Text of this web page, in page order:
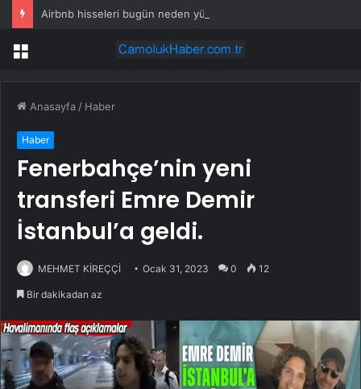
Airbnb hisseleri bugün neden yükseliyor?
Menü
Anasayfa / Haber
Haber
Fenerbahçe’nin yeni
transferi Emre Demir
İstanbul’a geldi.
MEHMET KİREÇÇİ Ocak 31, 2023 0 12
Bir dakikadan az